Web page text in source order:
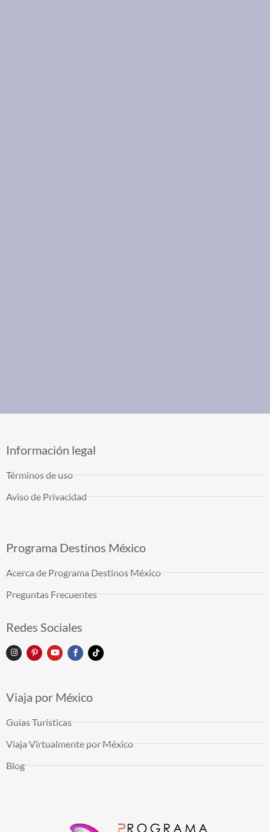
Información legal
Términos de uso
Aviso de Privacidad
Programa Destinos México
Acerca de Programa Destinos México
Preguntas Frecuentes
Redes Sociales
Viaja por México
Guías Turísticas
Viaja Virtualmente por México
Blog